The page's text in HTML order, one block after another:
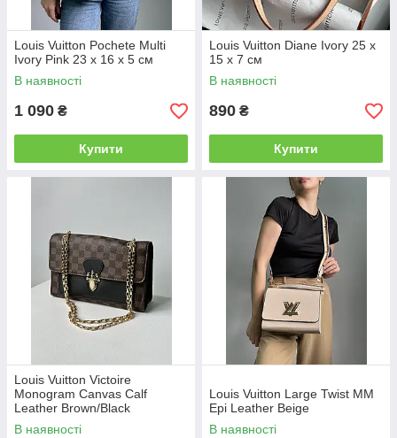
Louis Vuitton Pochete Multi
Ivory Pink 23 х 16 х 5 см
В наявності
1 090 ₴
Купити
Louis Vuitton Diane Ivory 25 x
15 x 7 см
В наявності
890 ₴
Купити
Louis Vuitton Victoire
Monogram Canvas Calf
Leather Brown/Black
В наявності
Louis Vuitton Large Twist MM
Epi Leather Beige
В наявності